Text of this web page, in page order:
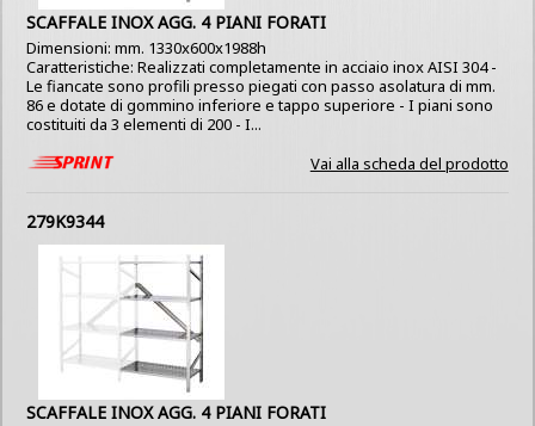
SCAFFALE INOX AGG. 4 PIANI FORATI
Dimensioni: mm. 1330x600x1988h
Caratteristiche: Realizzati completamente in acciaio inox AISI 304 -
Le fiancate sono profili presso piegati con passo asolatura di mm.
86 e dotate di gommino inferiore e tappo superiore - I piani sono
costituiti da 3 elementi di 200 - I...
Vai alla scheda del prodotto
279K9344
SCAFFALE INOX AGG. 4 PIANI FORATI